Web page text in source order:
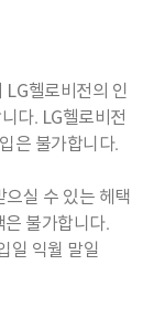
헬로비전의 인
다. LG헬로비전
은 불가합니다.
실 수 있는 헤택
은 불가합니다.
일 익월 말일